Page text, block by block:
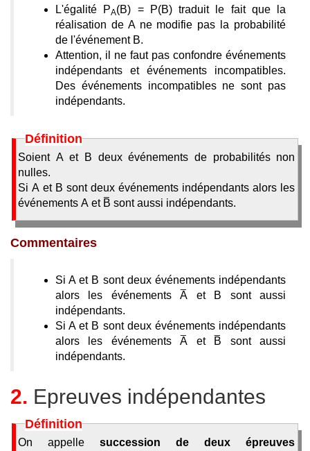
L'égalité PA(B) = P(B) traduit le fait que la
réalisation de A ne modifie pas la probabilité
de l'événement B.
Attention, il ne faut pas confondre événements
indépendants et événements incompatibles.
Des événements incompatibles ne sont pas
indépendants.
Définition
Soient A et B deux événements de probabilités non
nulles.
Si A et B sont deux événements indépendants alors les
événements A et B sont aussi indépendants.
Commentaires
Si A et B sont deux événements indépendants
alors les événementsA et B sont aussi
indépendants.
Si A et B sont deux événements indépendants
alors les événementsA et B sont aussi
indépendants.
2. Epreuves indépendantes
Définition
On appellesuccession de deux épreuves